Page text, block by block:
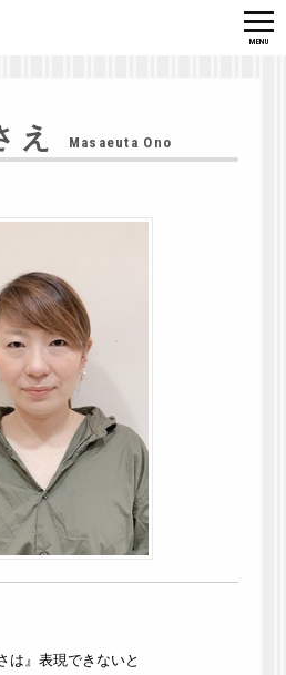
MENU
SCALP CARE
え Masaeuta Ono
は』表現できないと